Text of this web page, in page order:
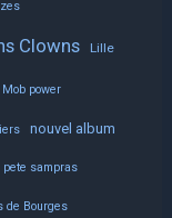
Clowns Lille
Mob power
nouvel album
pete sampras
de Bourges